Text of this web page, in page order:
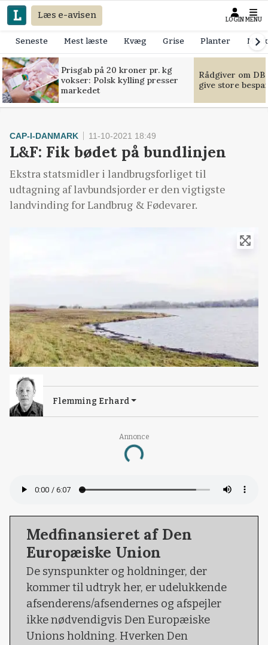
Læs e-avisen LOGIN MENU
Seneste Mest læste Kvæg Grise Planter
Prisgab på 20 kroner pr. kg
vokser: Polsk kylling presser
markedet
Rådgiver om
give store
Annonce
Loading...
CAP-I-DANMARK 11-10-2021 18:49
L&F: Fik bødet på bundlinjen
Ekstra statsmidler i landbrugsforliget til
udtagning af lavbundsjorder er den vigtigste
landvinding for Landbrug & Fødevarer.
Flemming Erhard
Medfinansieret af Den
Europæiske Union
De synspunkter og holdninger, der
kommer til udtryk her, er udelukkende
afsenderens/afsendernes og afspejler
ikke nødvendigvis Den Europæiske
Unions holdning. Hverken Den